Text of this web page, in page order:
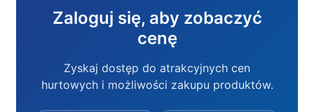
Zaloguj się, aby zobaczyć
cenę
Zyskaj dostęp do atrakcyjnych cen
hurtowych i możliwości zakupu produktów.